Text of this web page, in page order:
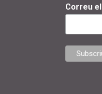
Correu